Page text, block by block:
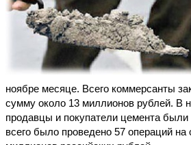
ноябре месяце. Всего коммерсанты
сумму около 13 миллионов рублей. В
продавцы и покупатели цемента были
всего было проведено 57 операций